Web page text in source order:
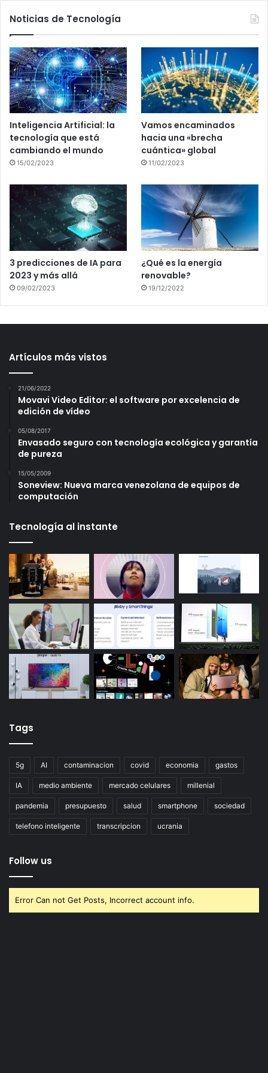
Noticias de Tecnología
Inteligencia Artificial: la
tecnología que está
cambiando el mundo
15/02/2023
Vamos encaminados
hacia una «brecha
cuántica» global
11/02/2023
3 predicciones de IA para
2023 y más allá
09/02/2023
¿Qué es la energía
renovable?
19/12/2022
Artículos más vistos
21/06/2022
Movavi Video Editor: el software por excelencia de
edición de vídeo
05/08/2017
Envasado seguro con tecnología ecológica y garantía
de pureza
15/05/2009
Soneview: Nueva marca venezolana de equipos de
computación
Tecnología al instante
Tags
5g AI contaminacion covid economia gastos
IA medio ambiente mercado celulares millenial
pandemia presupuesto salud smartphone sociedad
telefono inteligente transcripcion ucrania
Follow us
Error Can not Get Posts, Incorrect account info.